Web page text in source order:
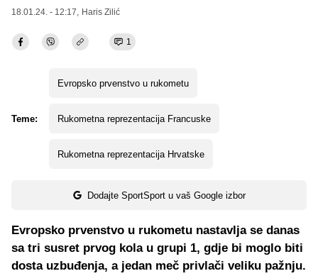
18.01.24. - 12:17, Haris Zilić
1
Teme:
Evropsko prvenstvo u rukometu
Rukometna reprezentacija Francuske
Rukometna reprezentacija Hrvatske
Dodajte SportSport u vaš Google izbor
Evropsko prvenstvo u rukometu nastavlja se danas
sa tri susret prvog kola u grupi 1, gdje bi moglo biti
dosta uzbuđenja, a jedan meč privlači veliku pažnju.